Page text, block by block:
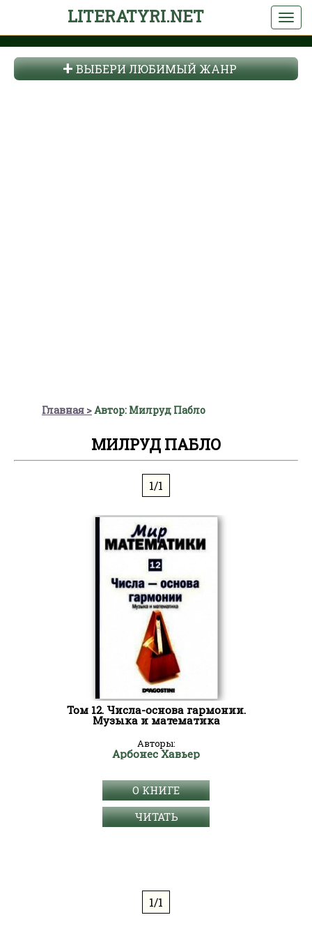
LITERATYRI.NET
ВЫБЕРИ ЛЮБИМЫЙ ЖАНР
Главная Автор: Милруд Пабло
МИЛРУД ПАБЛО
1/1
Том 12. Числа-основа гармонии.
Музыка и математика
Авторы:
Арбонес Хавьер
О КНИГЕ
ЧИТАТЬ
1/1